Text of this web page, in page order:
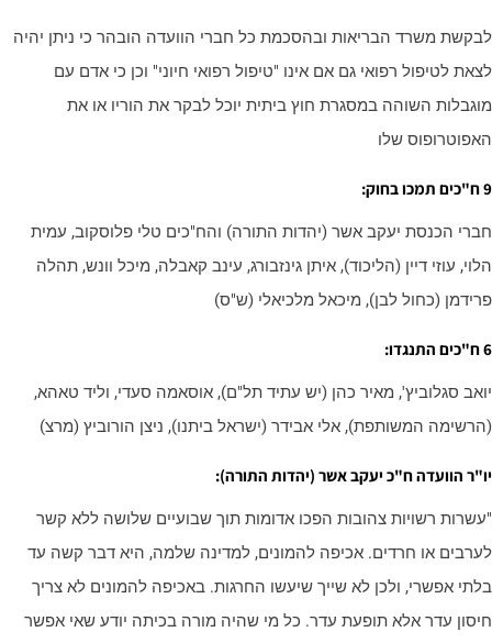
משרד הבריאות ובהסכמת כל חברי הוועדה הובהר כי ניתן יהיה
לטיפול רפואי גם אם אינו "טיפול רפואי חיוני" וכן כי אדם עם
השוהה במסגרת חוץ ביתית יוכל לבקר את הוריו או את
שלו
הכנסת יעקב אשר (יהדות התורה) והח"כים טלי פלוסקוב, עמית
עוזי דיין (הליכוד), איתן גינזבורג, עינב קאבלה, מיכל וונש, תהלה
(כחול לבן), מיכאל מלכיאלי (ש"ס)
סגלוביץ', מאיר כהן (יש עתיד תל"ם), אוסאמה סעדי, וליד טאהא,
המשותפת), אלי אבידר (ישראל ביתנו), ניצן הורוביץ (מרצ)
הוועדה ח"כ יעקב אשר (יהדות התורה):
רשויות צהובות הפכו אדומות תוך שבועיים שלושה ללא קשר
או חרדים. אכיפה להמונים, למדינה שלמה, היא דבר קשה עד
אפשרי, ולכן לא שייך שיעשו החרגות. באכיפה להמונים לא צריך
עדר אלא תופעת עדר. כל מי שהיה מורה בכיתה יודע שאי אפשר